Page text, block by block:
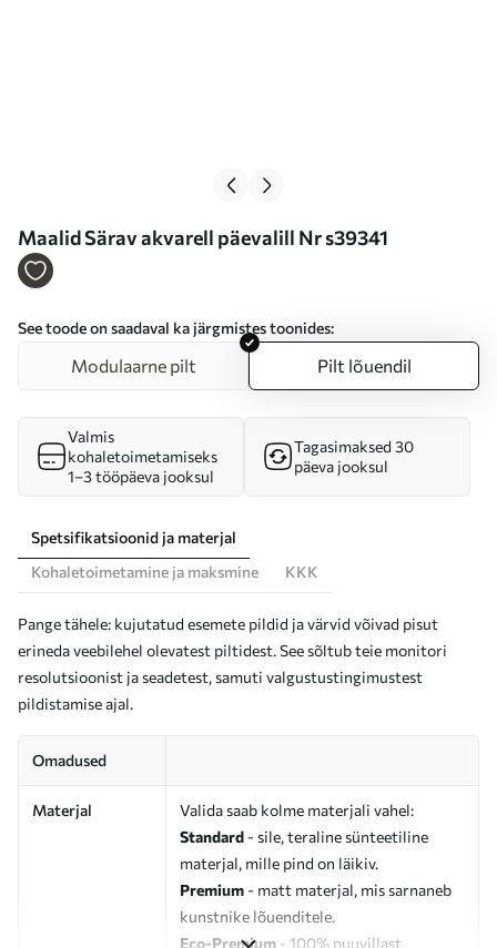
Maalid Särav akvarell päevalill Nr s39341
See toode on saadaval ka järgmistes toonides:
Modulaarne pilt Pilt lõuendil
Valmis
kohaletoimetamiseks
1–3 tööpäeva jooksul
Tagasimaksed 30
päeva jooksul
Spetsifikatsioonid ja materjal
Kohaletoimetamine ja maksmine
KKK
Pange tähele: kujutatud esemete pildid ja värvid võivad pisut
erineda veebilehel olevatest piltidest. See sõltub teie monitori
resolutsioonist ja seadetest, samuti valgustustingimustest
pildistamise ajal.
Omadused
Materjal
Valida saab kolme materjali vahel:
Standard - sile, teraline sünteetiline
materjal, mille pind on läikiv.
Premium - matt materjal, mis sarnaneb
kunstnike lõuenditele.
Eco-Premium - 100% puuvillast